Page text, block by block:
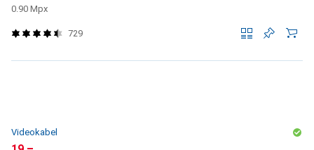
0.90 Mpx
729
Videokabel